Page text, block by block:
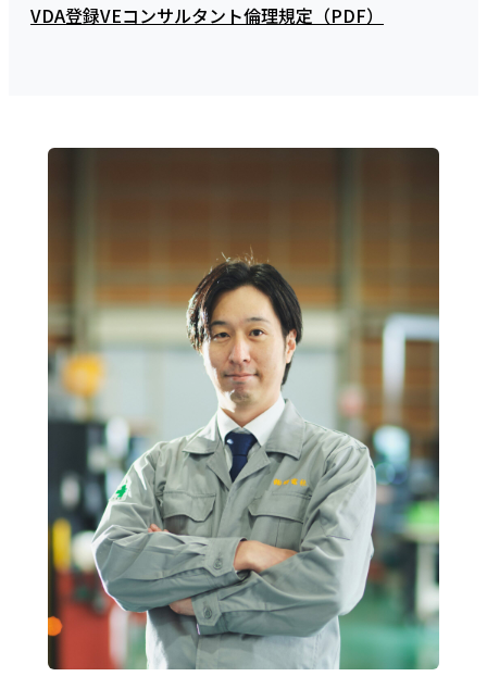
VDA登録VEコンサルタント倫理規定（PDF）